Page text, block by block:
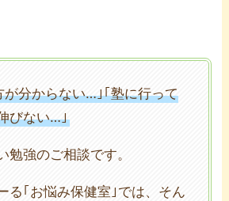
が分からない…｣｢塾に行って
びない…｣
勉強のご相談です。
る｢お悩み保健室｣では、そん